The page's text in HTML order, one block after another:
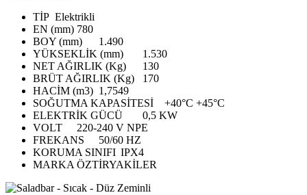
TİP Elektrikli
EN (mm) 780
BOY (mm)
1.490
YÜKSEKLİK (mm)
1.530
NET AĞIRLIK (Kg)
130
BRÜT AĞIRLIK (Kg)
170
HACİM (m3) 1,7549
SOĞUTMA KAPASİTESİ
+40°C +45°C
ELEKTRİK GÜCÜ
0,5 KW
VOLT
220-240 V NPE
FREKANS
50/60 HZ
KORUMA SINIFI IPX4
MARKA ÖZTİRYAKİLER